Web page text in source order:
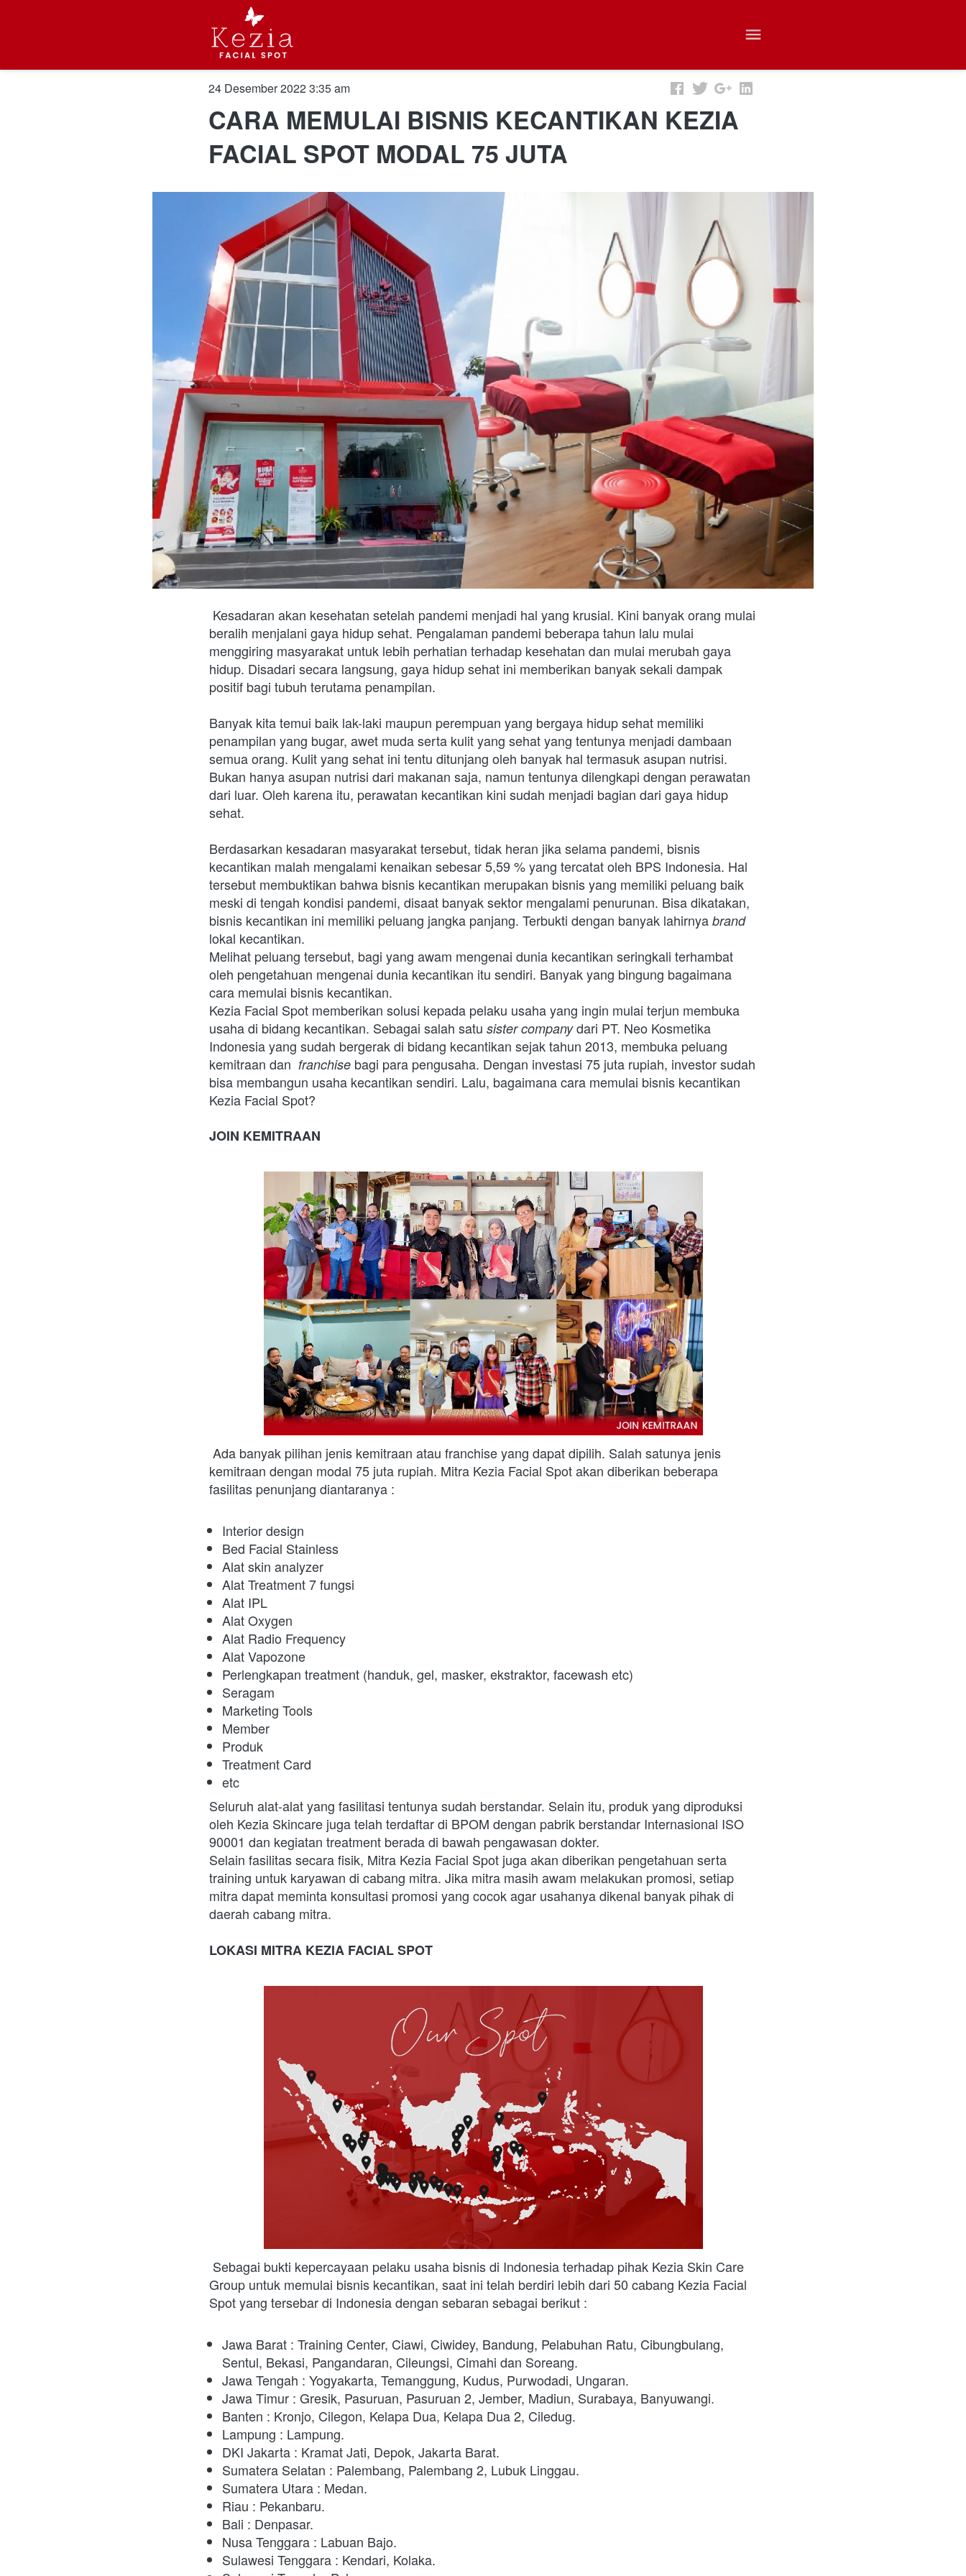
24 Desember 2022 3:35 am
CARA MEMULAI BISNIS KECANTIKAN KEZIA
FACIAL SPOT MODAL 75 JUTA
Kesadaran akan kesehatan setelah pandemi menjadi hal yang krusial. Kini banyak orang mulai
beralih menjalani gaya hidup sehat. Pengalaman pandemi beberapa tahun lalu mulai
menggiring masyarakat untuk lebih perhatian terhadap kesehatan dan mulai merubah gaya
hidup. Disadari secara langsung, gaya hidup sehat ini memberikan banyak sekali dampak
positif bagi tubuh terutama penampilan.
Banyak kita temui baik lak-laki maupun perempuan yang bergaya hidup sehat memiliki
penampilan yang bugar, awet muda serta kulit yang sehat yang tentunya menjadi dambaan
semua orang. Kulit yang sehat ini tentu ditunjang oleh banyak hal termasuk asupan nutrisi.
Bukan hanya asupan nutrisi dari makanan saja, namun tentunya dilengkapi dengan perawatan
dari luar. Oleh karena itu, perawatan kecantikan kini sudah menjadi bagian dari gaya hidup
sehat.
Berdasarkan kesadaran masyarakat tersebut, tidak heran jika selama pandemi, bisnis
kecantikan malah mengalami kenaikan sebesar 5,59 % yang tercatat oleh BPS Indonesia. Hal
tersebut membuktikan bahwa bisnis kecantikan merupakan bisnis yang memiliki peluang baik
meski di tengah kondisi pandemi, disaat banyak sektor mengalami penurunan. Bisa dikatakan,
bisnis kecantikan ini memiliki peluang jangka panjang. Terbukti dengan banyak lahirnya brand
lokal kecantikan.
Melihat peluang tersebut, bagi yang awam mengenai dunia kecantikan seringkali terhambat
oleh pengetahuan mengenai dunia kecantikan itu sendiri. Banyak yang bingung bagaimana
cara memulai bisnis kecantikan.
Kezia Facial Spot memberikan solusi kepada pelaku usaha yang ingin mulai terjun membuka
usaha di bidang kecantikan. Sebagai salah satu sister company dari PT. Neo Kosmetika
Indonesia yang sudah bergerak di bidang kecantikan sejak tahun 2013, membuka peluang
kemitraan dan franchise bagi para pengusaha. Dengan investasi 75 juta rupiah, investor sudah
bisa membangun usaha kecantikan sendiri. Lalu, bagaimana cara memulai bisnis kecantikan
Kezia Facial Spot?
JOIN KEMITRAAN
Ada banyak pilihan jenis kemitraan atau franchise yang dapat dipilih. Salah satunya jenis
kemitraan dengan modal 75 juta rupiah. Mitra Kezia Facial Spot akan diberikan beberapa
fasilitas penunjang diantaranya :
Interior design
Bed Facial Stainless
Alat skin analyzer
Alat Treatment 7 fungsi
Alat IPL
Alat Oxygen
Alat Radio Frequency
Alat Vapozone
Perlengkapan treatment (handuk, gel, masker, ekstraktor, facewash etc)
Seragam
Marketing Tools
Member
Produk
Treatment Card
etc
Seluruh alat-alat yang fasilitasi tentunya sudah berstandar. Selain itu, produk yang diproduksi
oleh Kezia Skincare juga telah terdaftar di BPOM dengan pabrik berstandar Internasional ISO
90001 dan kegiatan treatment berada di bawah pengawasan dokter.
Selain fasilitas secara fisik, Mitra Kezia Facial Spot juga akan diberikan pengetahuan serta
training untuk karyawan di cabang mitra. Jika mitra masih awam melakukan promosi, setiap
mitra dapat meminta konsultasi promosi yang cocok agar usahanya dikenal banyak pihak di
daerah cabang mitra.
LOKASI MITRA KEZIA FACIAL SPOT
Sebagai bukti kepercayaan pelaku usaha bisnis di Indonesia terhadap pihak Kezia Skin Care
Group untuk memulai bisnis kecantikan, saat ini telah berdiri lebih dari 50 cabang Kezia Facial
Spot yang tersebar di Indonesia dengan sebaran sebagai berikut :
Jawa Barat : Training Center, Ciawi, Ciwidey, Bandung, Pelabuhan Ratu, Cibungbulang,
Sentul, Bekasi, Pangandaran, Cileungsi, Cimahi dan Soreang.
Jawa Tengah : Yogyakarta, Temanggung, Kudus, Purwodadi, Ungaran.
Jawa Timur : Gresik, Pasuruan, Pasuruan 2, Jember, Madiun, Surabaya, Banyuwangi.
Banten : Kronjo, Cilegon, Kelapa Dua, Kelapa Dua 2, Ciledug.
Lampung : Lampung.
DKI Jakarta : Kramat Jati, Depok, Jakarta Barat.
Sumatera Selatan : Palembang, Palembang 2, Lubuk Linggau.
Sumatera Utara : Medan.
Riau : Pekanbaru.
Bali : Denpasar.
Nusa Tenggara : Labuan Bajo.
Sulawesi Tenggara : Kendari, Kolaka.